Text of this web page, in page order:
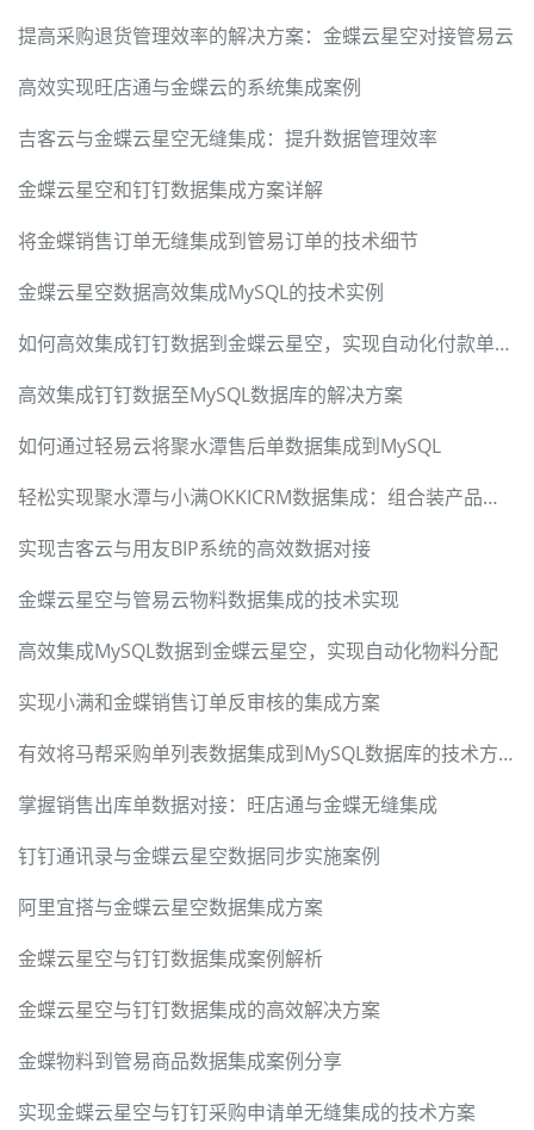
提高采购退货管理效率的解决方案：金蝶云星空对接管易云
高效实现旺店通与金蝶云的系统集成案例
吉客云与金蝶云星空无缝集成：提升数据管理效率
金蝶云星空和钉钉数据集成方案详解
将金蝶销售订单无缝集成到管易订单的技术细节
金蝶云星空数据高效集成MySQL的技术实例
如何高效集成钉钉数据到金蝶云星空，实现自动化付款单处理
高效集成钉钉数据至MySQL数据库的解决方案
如何通过轻易云将聚水潭售后单数据集成到MySQL
轻松实现聚水潭与小满OKKICRM数据集成：组合装产品对接案例
实现吉客云与用友BIP系统的高效数据对接
金蝶云星空与管易云物料数据集成的技术实现
高效集成MySQL数据到金蝶云星空，实现自动化物料分配
实现小满和金蝶销售订单反审核的集成方案
有效将马帮采购单列表数据集成到MySQL数据库的技术方案
掌握销售出库单数据对接：旺店通与金蝶无缝集成
钉钉通讯录与金蝶云星空数据同步实施案例
阿里宜搭与金蝶云星空数据集成方案
金蝶云星空与钉钉数据集成案例解析
金蝶云星空与钉钉数据集成的高效解决方案
金蝶物料到管易商品数据集成案例分享
实现金蝶云星空与钉钉采购申请单无缝集成的技术方案